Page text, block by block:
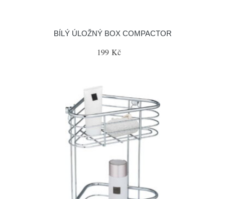
BÍLÝ ÚLOŽNÝ BOX COMPACTOR
199 Kč